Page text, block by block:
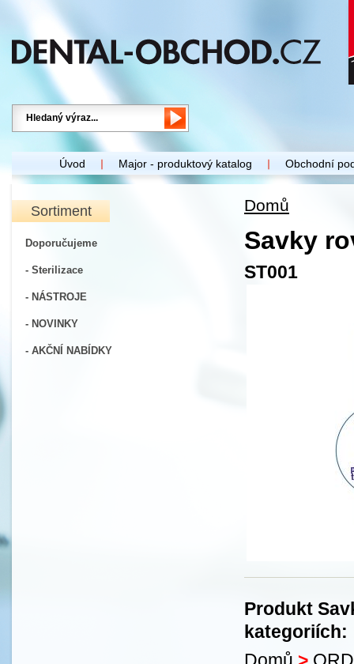
Úvod Major - produktový katalog Obchodní
Sortiment
Doporučujeme
- Sterilizace
- NÁSTROJE
- NOVINKY
- AKČNÍ NABÍDKY
Domů
Savky
ST001
Produkt
kategoriích: